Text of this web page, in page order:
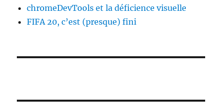
chromeDevTools et la déficience visuelle
FIFA 20, c’est (presque) fini